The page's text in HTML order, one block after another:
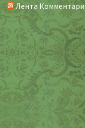
Лента